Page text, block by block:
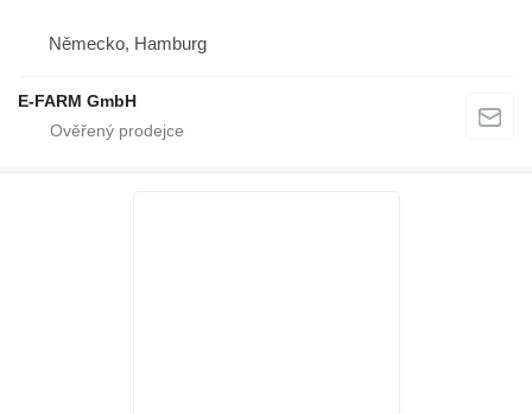
Německo, Hamburg
E-FARM GmbH